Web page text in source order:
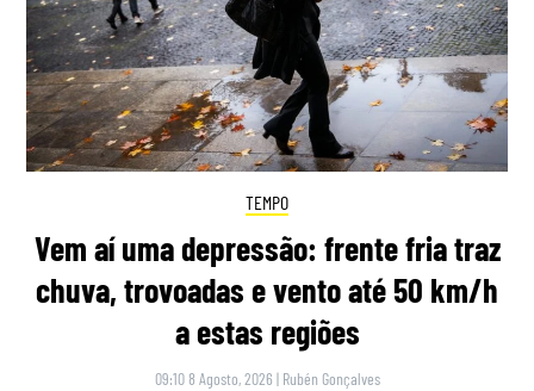
TEMPO
Vem aí uma depressão: frente fria traz
chuva, trovoadas e vento até 50 km/h
a estas regiões
09:10 8 Agosto, 2026 | Rubén Gonçalves